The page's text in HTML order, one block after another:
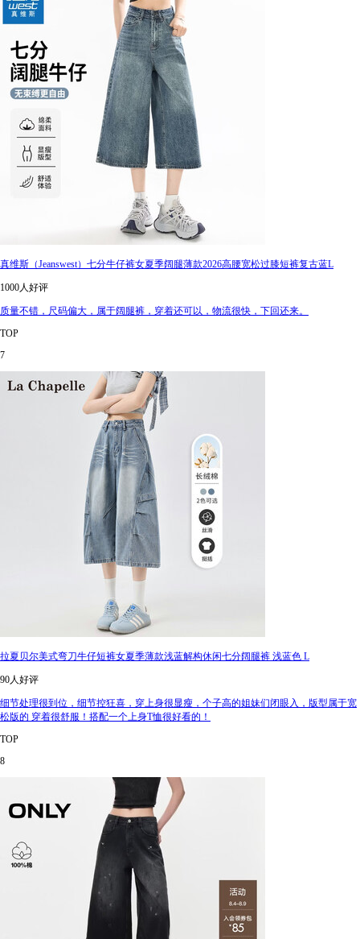
真维斯（Jeanswest）七分牛仔裤女夏季阔腿薄款2026高腰宽松过膝短裤复古蓝L
1000人好评
质量不错，尺码偏大，属于阔腿裤，穿着还可以，物流很快，下回还来。
TOP
7
拉夏贝尔美式弯刀牛仔短裤女夏季薄款浅蓝解构休闲七分阔腿裤 浅蓝色 L
90人好评
细节处理很到位，细节控狂喜，穿上身很显瘦，个子高的姐妹们闭眼入，版型属于宽
松版的 穿着很舒服！搭配一个上身T恤很好看的！
TOP
8